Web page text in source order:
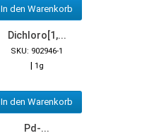
In den Warenkorb
Dichloro[1,...
SKU: 902946-1
| 1g
In den Warenkorb
Pd-...